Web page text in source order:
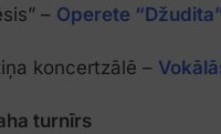
– Operete
koncertzālē –
turnīrs